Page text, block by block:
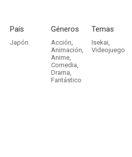
País
Japón
Géneros
Acción,
Animación,
Anime,
Comedia,
Drama,
Fantástico
Temas
Isekai,
Videojuego